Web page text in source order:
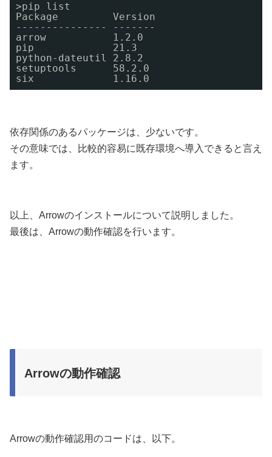
>pip list
Package         Version
--------------- -------
arrow           1.2.0
pip             21.3
python-dateutil 2.8.2
setuptools      58.2.0
six             1.16.0
依存関係のあるパッケージは、少ないです。
その意味では、比較的容易に既存環境へ導入できると言え
ます。
以上、Arrowのインストールについて説明しました。
最後は、Arrowの動作確認を行います。
Arrowの動作確認
Arrowの動作確認用のコードは、以下。